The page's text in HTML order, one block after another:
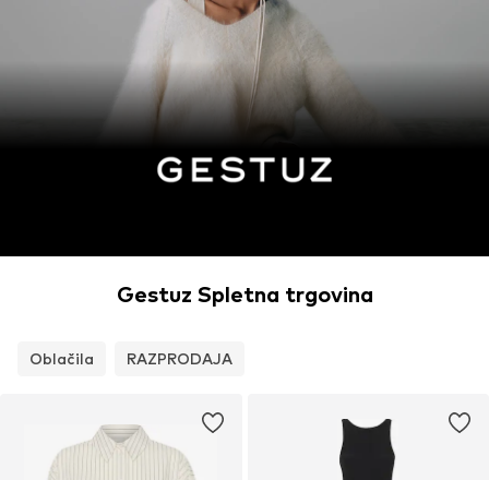
Gestuz Spletna trgovina
Oblačila RAZPRODAJA